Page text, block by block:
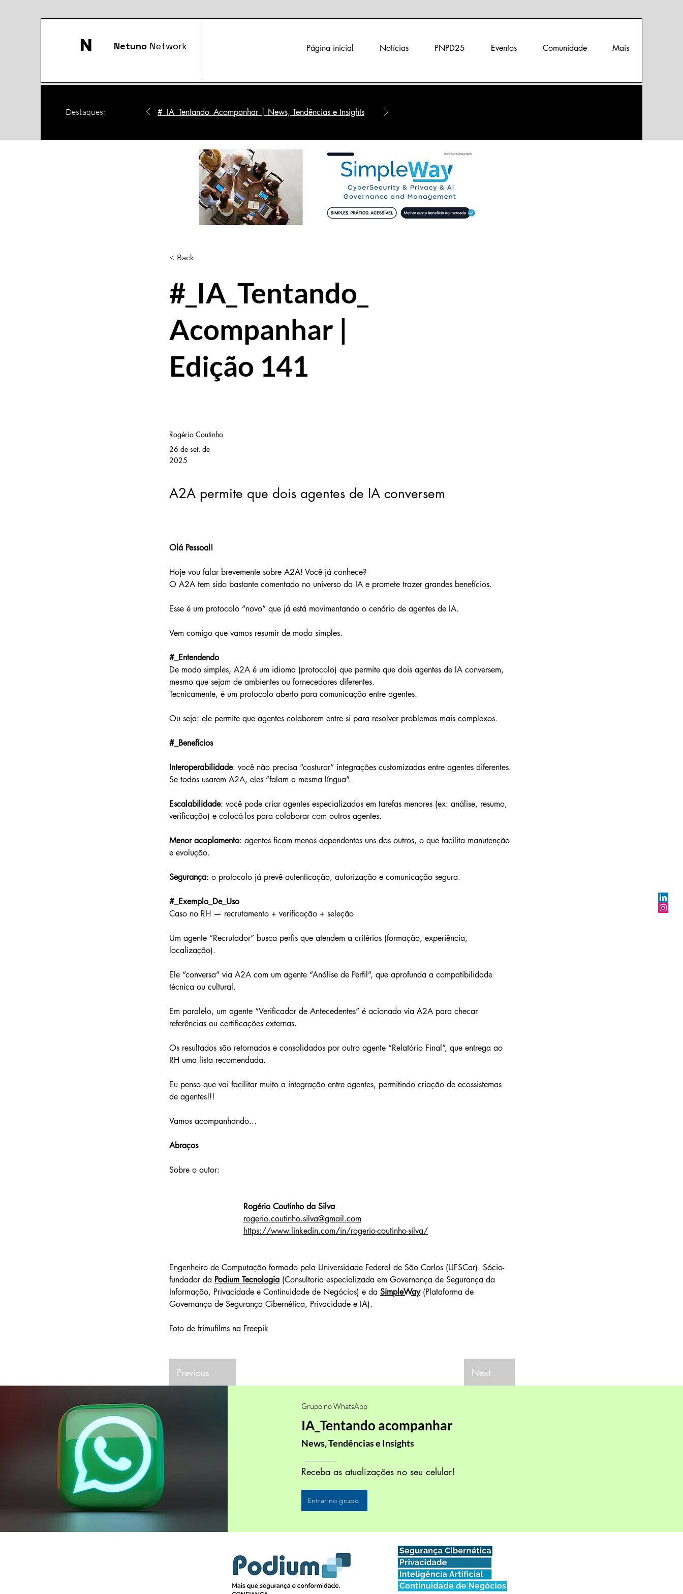
N Netuno Network Página inicial Notícias PNPD25 Eventos Comunidade Mais
Destaques: #_IA_Tentando_Acompanhar | News, Tendências e Insights
< Back
#_IA_Tentando_
Acompanhar |
Edição 141
Rogério Coutinho
26 de set. de
2025
A2A permite que dois agentes de IA conversem
Olá Pessoal!
Hoje vou falar brevemente sobre A2A! Você já conhece?
O A2A tem sido bastante comentado no universo da IA e promete trazer grandes benefícios.
Esse é um protocolo “novo” que já está movimentando o cenário de agentes de IA.
Vem comigo que vamos resumir de modo simples.
#_Entendendo
De modo simples, A2A é um idioma (protocolo) que permite que dois agentes de IA conversem,
mesmo que sejam de ambientes ou fornecedores diferentes.
Tecnicamente, é um protocolo aberto para comunicação entre agentes.
Ou seja: ele permite que agentes colaborem entre si para resolver problemas mais complexos.
#_Benefícios
Interoperabilidade: você não precisa “costurar” integrações customizadas entre agentes diferentes.
Se todos usarem A2A, eles “falam a mesma língua”.
Escalabilidade: você pode criar agentes especializados em tarefas menores (ex: análise, resumo,
verificação) e colocá-los para colaborar com outros agentes.
Menor acoplamento: agentes ficam menos dependentes uns dos outros, o que facilita manutenção
e evolução.
Segurança: o protocolo já prevê autenticação, autorização e comunicação segura.
#_Exemplo_De_Uso
Caso no RH — recrutamento + verificação + seleção
Um agente “Recrutador” busca perfis que atendem a critérios (formação, experiência,
localização).
Ele “conversa” via A2A com um agente “Análise de Perfil”, que aprofunda a compatibilidade
técnica ou cultural.
Em paralelo, um agente “Verificador de Antecedentes” é acionado via A2A para checar
referências ou certificações externas.
Os resultados são retornados e consolidados por outro agente “Relatório Final”, que entrega ao
RH uma lista recomendada.
Eu penso que vai facilitar muito a integração entre agentes, permitindo criação de ecossistemas
de agentes!!!
Vamos acompanhando...
Abraços
Sobre o autor:
Rogério Coutinho da Silva
rogerio.coutinho.silva@gmail.com
https://www.linkedin.com/in/rogerio-coutinho-silva/
Engenheiro de Computação formado pela Universidade Federal de São Carlos (UFSCar). Sócio-
fundador da Podium Tecnologia (Consultoria especializada em Governança de Segurança da
Informação, Privacidade e Continuidade de Negócios) e da SimpleWay (Plataforma de
Governança de Segurança Cibernética, Privacidade e IA).
Foto de frimufilms na Freepik
Previous Next
Grupo no WhatsApp
IA_Tentando acompanhar
News, Tendências e Insights
Receba as atualizações no seu celular!
Entrar no grupo